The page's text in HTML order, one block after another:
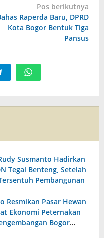
Pos berikutnya
Raperda Baru, DPRD
Kota Bogor Bentuk Tiga
Pansus
Susmanto Hadirkan
Tegal Benteng, Setelah
Pembangunan
Resmikan Pasar Hewan
Ekonomi Peternakan
Bogor